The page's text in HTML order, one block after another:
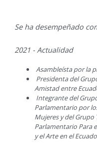
Se ha desempeñado
2021 - Actualidad
Asambleísta por la
Presidenta del
Amistad entre
Integrante del
Parlamentario por
Mujeres y del Grupo
Parlamentario Para
y el Arte en el